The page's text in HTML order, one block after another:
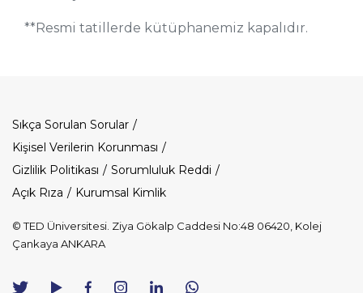
**Resmi tatillerde kütüphanemiz kapalıdır.
Dipnot
Sıkça Sorulan Sorular
Kişisel Verilerin Korunması
Gizlilik Politikası
Sorumluluk Reddi
Açık Rıza
Kurumsal Kimlik
© TED Üniversitesi. Ziya Gökalp Caddesi No:48 06420, Kolej
Çankaya ANKARA
TED TED TED TED TED